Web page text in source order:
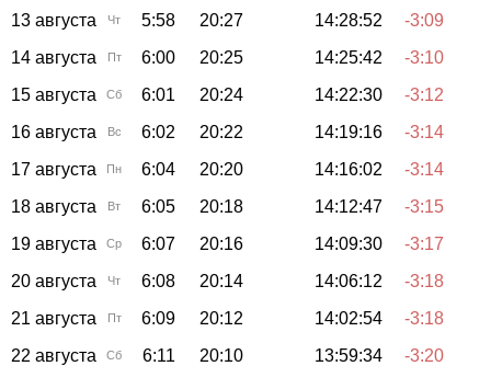
13 августа
Чт 5:58 20:27 14:28:52
-3:09
14 августа
Пт 6:00 20:25 14:25:42
-3:10
15 августа
Сб 6:01 20:24 14:22:30
-3:12
16 августа
Вс 6:02 20:22 14:19:16
-3:14
17 августа
Пн 6:04 20:20 14:16:02
-3:14
18 августа
Вт 6:05 20:18 14:12:47
-3:15
19 августа
Ср 6:07 20:16 14:09:30
-3:17
20 августа
Чт 6:08 20:14 14:06:12
-3:18
21 августа
Пт 6:09 20:12 14:02:54
-3:18
22 августа
Сб 6:11 20:10 13:59:34
-3:20